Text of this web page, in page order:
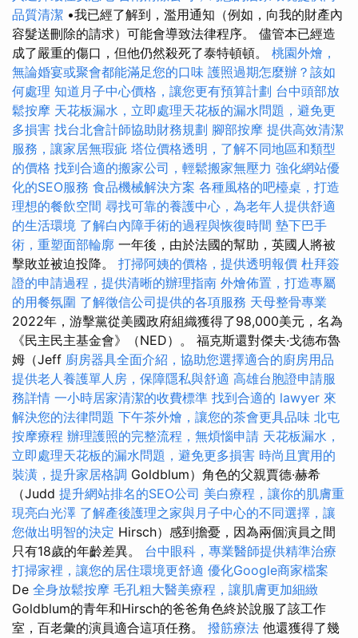
品質清潔 •我已經了解到，濫用通知（例如，向我的財產內
容髮送刪除的請求）可能會導致法律程序。 儘管本已經造
成了嚴重的傷口，但他仍然殺死了泰特頓頓。 桃園外燴，
無論婚宴或聚會都能滿足您的口味 護照過期怎麼辦？該如
何處理 知道月子中心價格，讓您更有預算計劃 台中頭部放
鬆按摩 天花板漏水，立即處理天花板的漏水問題，避免更
多損害 找台北會計師協助財務規劃 腳部按摩 提供高效清潔
服務，讓家居無瑕疵 塔位價格透明，了解不同地區和類型
的價格 找到合適的搬家公司，輕鬆搬家無壓力 強化網站優
化的SEO服務 食品機械解決方案 各種風格的吧檯桌，打造
理想的餐飲空間 尋找可靠的養護中心，為老年人提供舒適
的生活環境 了解白內障手術的過程與恢復時間 墊下巴手
術，重塑面部輪廓 一年後，由於法國的幫助，英國人將被
擊敗並被迫投降。 打掃阿姨的價格，提供透明報價 杜拜簽
證的申請過程，提供清晰的辦理指南 外燴佈置，打造專屬
的用餐氛圍 了解徵信公司提供的各項服務 天母整骨專業
2022年，游擊黨從美國政府組織獲得了98,000美元，名為
《民主民主基金會》（NED）。 福克斯還對傑夫·戈德布魯
姆（Jeff 廚房器具全面介紹，協助您選擇適合的廚房用品
提供老人養護單人房，保障隱私與舒適 高雄台胞證申請服
務詳情 一小時居家清潔的收費標準 找到合適的 lawyer 來
解決您的法律問題 下午茶外燴，讓您的茶會更具品味 北屯
按摩療程 辦理護照的完整流程，無煩惱申請 天花板漏水，
立即處理天花板的漏水問題，避免更多損害 時尚且實用的
裝潢，提升家居格調 Goldblum）角色的父親賈德·赫希
（Judd 提升網站排名的SEO公司 美白療程，讓你的肌膚重
現亮白光澤 了解產後護理之家與月子中心的不同選擇，讓
您做出明智的決定 Hirsch）感到擔憂，因為兩個演員之間
只有18歲的年齡差異。 台中眼科，專業醫師提供精準治療
打掃家裡，讓您的居住環境更舒適 優化Google商家檔案
De 全身放鬆按摩 毛孔粗大醫美療程，讓肌膚更加細緻
Goldblum的青年和Hirsch的爸爸角色終於說服了該工作
室，百老彙的演員適合這項任務。 撥筋療法 他還獲得了幾